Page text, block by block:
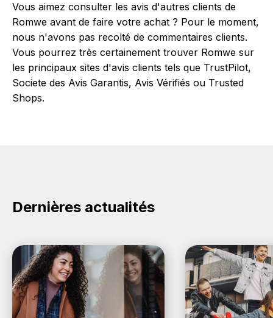
Vous aimez consulter les avis d'autres clients de
Romwe avant de faire votre achat ? Pour le moment,
nous n'avons pas recolté de commentaires clients.
Vous pourrez très certainement trouver Romwe sur
les principaux sites d'avis clients tels que TrustPilot,
Societe des Avis Garantis, Avis Vérifiés ou Trusted
Shops.
Dernières actualités